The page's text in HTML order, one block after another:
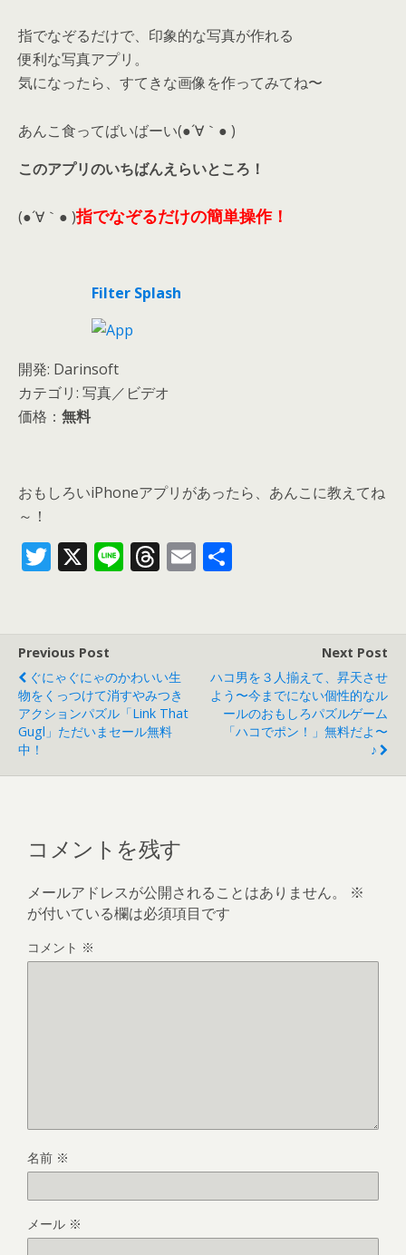
指でなぞるだけで、印象的な写真が作れる
便利な写真アプリ。
気になったら、すてきな画像を作ってみてね〜
あんこ食ってばいばーい(●´∀｀● )
このアプリのいちばんえらいところ！
(●´∀｀● )指でなぞるだけの簡単操作！
Filter Splash
開発: Darinsoft
カテゴリ: 写真／ビデオ
価格： 無料
おもしろいiPhoneアプリがあったら、あんこに教えてね
～！
T
er
X Li T
d
s
E
Previous Post
ぐにゃぐにゃのかわいい生
物をくっつけて消すやみつき
アクションパズル「Link That
Gugl」ただいまセール無料
中！
Next Post
ハコ男を３人揃えて、昇天させ
よう〜今までにない個性的なル
ールのおもしろパズルゲーム
「ハコでポン！」無料だよ〜
♪
コメントを残す
メールアドレスが公開されることはありません。
※
が付いている欄は必須項目です
コメント ※
名前 ※
メール ※